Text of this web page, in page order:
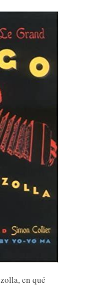
en qué